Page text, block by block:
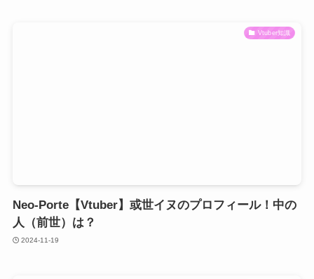
Vtuber知識
Neo-Porte【Vtuber】或世イヌのプロフィール！中の
人（前世）は？
2024-11-19